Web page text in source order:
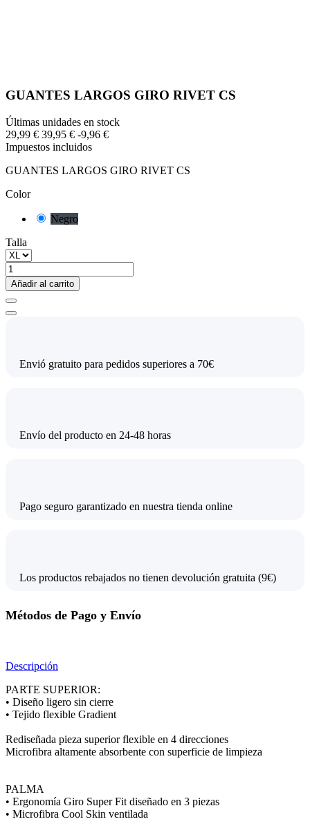
GUANTES LARGOS GIRO RIVET CS
Últimas unidades en stock
29,99 € 39,95 € -9,96 €
Impuestos incluidos
GUANTES LARGOS GIRO RIVET CS
Color
Negro
Talla
Añadir al carrito
Envió gratuito para pedidos superiores a 70€
Envío del producto en 24-48 horas
Pago seguro garantizado en nuestra tienda online
Los productos rebajados no tienen devolución gratuita (9€)
Métodos de Pago y Envío
Descripción
PARTE SUPERIOR:
• Diseño ligero sin cierre
• Tejido flexible Gradient
Rediseñada pieza superior flexible en 4 direcciones
Microfibra altamente absorbente con superficie de limpieza
PALMA
• Ergonomía Giro Super Fit diseñado en 3 piezas
• Microfibra Cool Skin ventilada